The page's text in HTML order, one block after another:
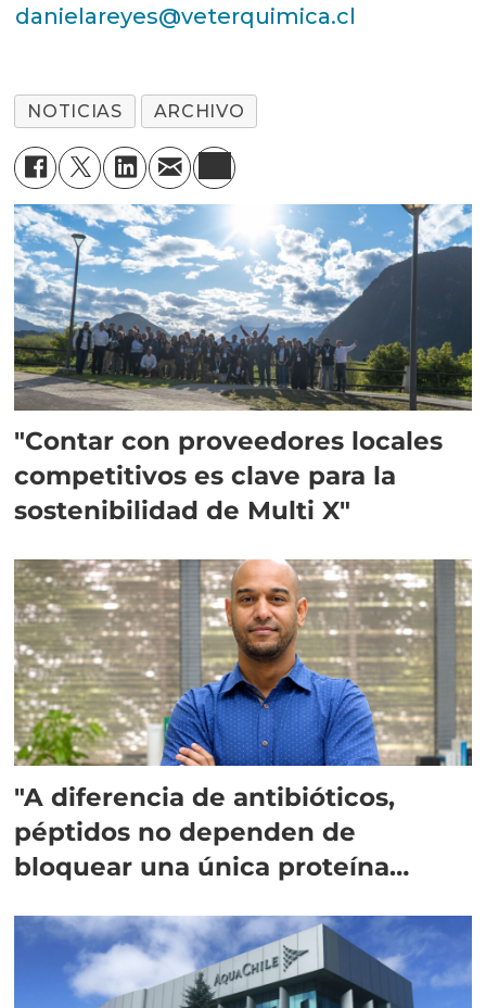
danielareyes@veterquimica.cl
NOTICIAS ARCHIVO
"Contar con proveedores locales
competitivos es clave para la
sostenibilidad de Multi X"
"A diferencia de antibióticos,
péptidos no dependen de
bloquear una única proteína